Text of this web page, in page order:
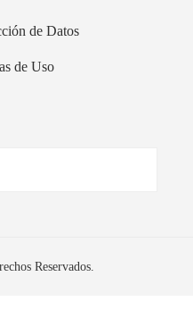
de Datos
de Uso
Reservados.